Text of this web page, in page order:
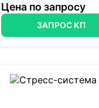
Цена по запросу
ЗАПРОС КП